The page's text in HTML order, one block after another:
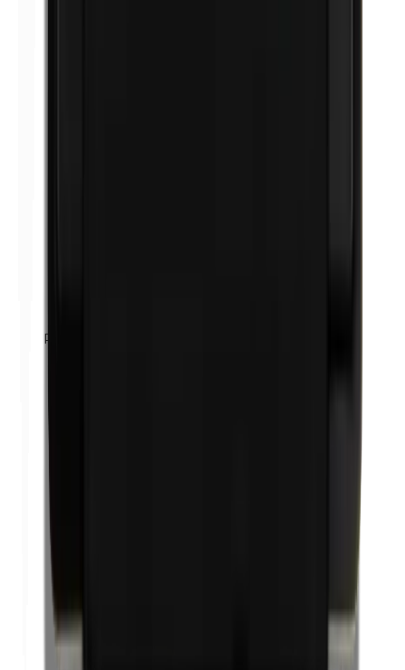
Propyleenglycol